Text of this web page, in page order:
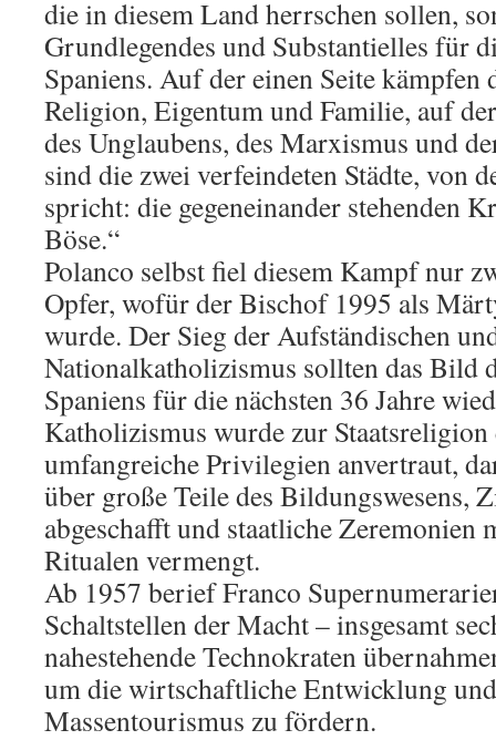
die in diesem Land herrschen sollen,
Grundlegendes und Substantielles für
Spaniens. Auf der einen Seite
Religion, Eigentum und Familie, auf
des Unglaubens, des Marxismus und
sind die zwei verfeindeten Städte, von
spricht: die gegeneinander stehenden
Böse.“
Polanco selbst fiel diesem Kampf nur
Opfer, wofür der Bischof 1995 als
wurde. Der Sieg der Aufständischen
Nationalkatholizismus sollten das Bild
Spaniens für die nächsten 36 Jahre
Katholizismus wurde zur
umfangreiche Privilegien anvertraut,
über große Teile des Bildungswesens,
abgeschafft und staatliche Zeremonien
Ritualen vermengt.
Ab 1957 berief Franco
Schaltstellen der Macht – insgesamt
nahestehende Technokraten
um die wirtschaftliche Entwicklung
Massentourismus zu fördern.